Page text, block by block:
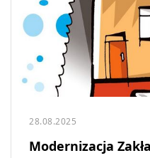
28.08.2025
Modernizacja